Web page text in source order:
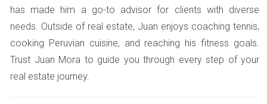
Ahorro de tiempo:No tendrás que buscar
manualmente en sitios web; las propiedades
llegarán a ti.
Mayor conocimiento del mercado: Te mantendrás
informado sobre los precios y tendencias del
mercado en tiempo real.
Oportunidades exclusivas:
has made him a go-to advisor for clients with diverse
needs. Outside of real estate, Juan enjoys coaching tennis,
cooking Peruvian cuisine, and reaching his fitness goals.
Trust Juan Mora to guide you through every step of your
real estate journey.